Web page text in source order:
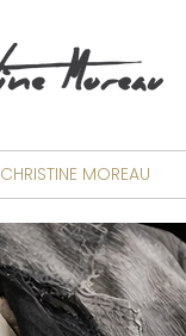
CHRISTINE MOREAU